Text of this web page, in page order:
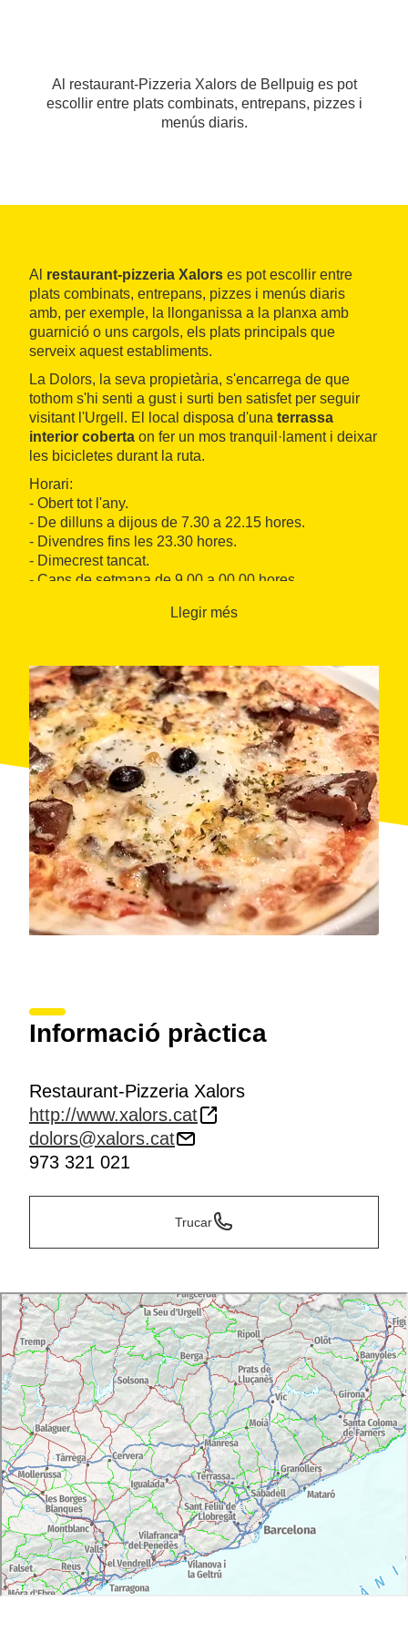
Al restaurant-Pizzeria Xalors de Bellpuig es pot
escollir entre plats combinats, entrepans, pizzes i
menús diaris.
Al restaurant-pizzeria Xalors es pot escollir entre
plats combinats, entrepans, pizzes i menús diaris
amb, per exemple, la llonganissa a la planxa amb
guarnició o uns cargols, els plats principals que
serveix aquest establiments.
La Dolors, la seva propietària, s'encarrega de que
tothom s'hi senti a gust i surti ben satisfet per seguir
visitant l'Urgell. El local disposa d'una terrassa
interior coberta on fer un mos tranquil·lament i deixar
les bicicletes durant la ruta.
Horari:
- Obert tot l'any.
- De dilluns a dijous de 7.30 a 22.15 hores.
- Divendres fins les 23.30 hores.
- Dimecrest tancat.
- Caps de setmana de 9.00 a 00.00 hores.
Llegir més
Informació pràctica
Restaurant-Pizzeria Xalors
http://www.xalors.cat
dolors@xalors.cat
973 321 021
Trucar